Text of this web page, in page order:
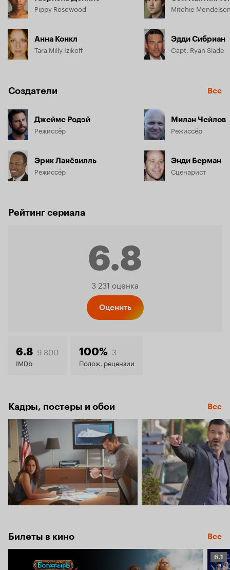
Pippy Rosewood
Анна Конкл
Tara Milly Izikoff
Mitchie
Эдди Сибриан
Capt. Ryan Slade
Создатели Все
Джеймс Родэй
Режиссёр
Эрик Ланёвилль
Режиссёр
Милан Чейлов
Режиссёр
Энди Берман
Сценарист
Рейтинг сериала
6.8
Рейтинг
6.8
3 231 оценка
Оценить
6.8 9 800
IMDb
100% 3
Полож. рецензии
Кадры, постеры и обои Все
Билеты в кино Все
6.1